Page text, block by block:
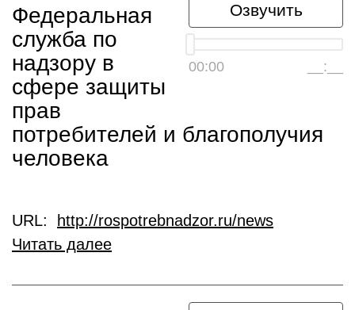
Озвучить
00:00 __:__
Федеральная
служба по
надзору в
сфере защиты
прав
потребителей и благополучия
человека
URL:
http://rospotrebnadzor.ru/news
Читать далее